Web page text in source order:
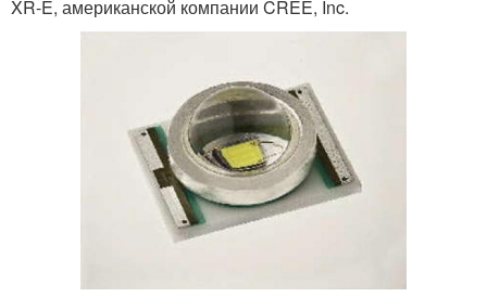
XR-E, американской компании CREE, Inc.